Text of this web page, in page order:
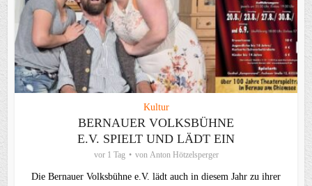
Kultur
BERNAUER VOLKSBÜHNE
E.V. SPIELT UND LÄDT EIN
vor 1 Tag von Anton Hötzelsperger
Die Bernauer Volksbühne e.V. lädt auch in diesem Jahr zu ihrer